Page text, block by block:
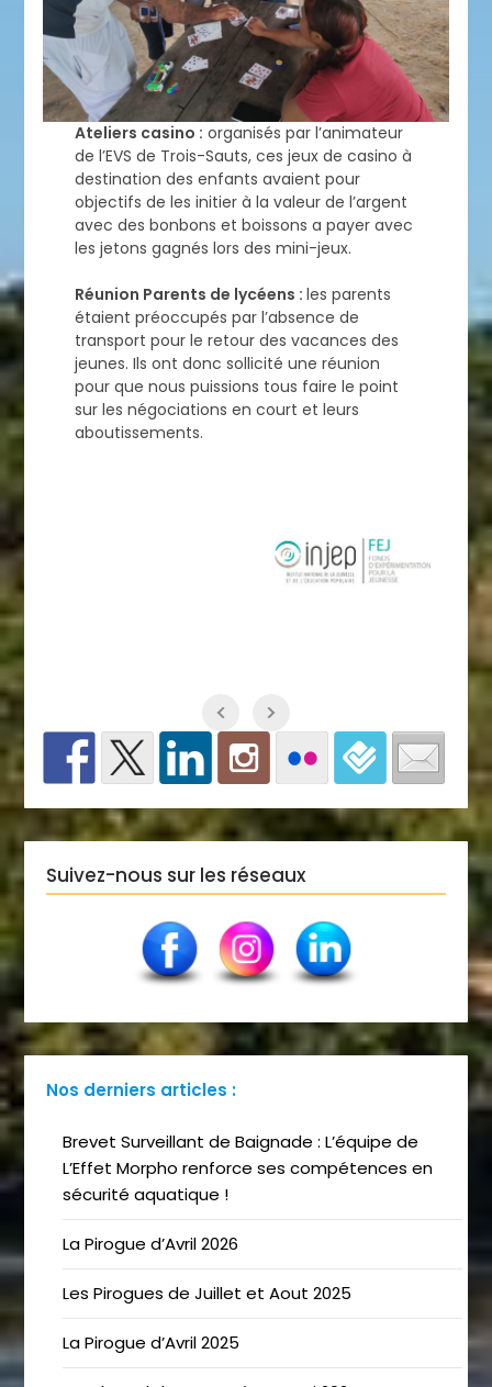
Ateliers casino : organisés par l’animateur
de l’EVS de Trois-Sauts, ces jeux de casino à
destination des enfants avaient pour
objectifs de les initier à la valeur de l’argent
avec des bonbons et boissons a payer avec
les jetons gagnés lors des mini-jeux.
Réunion Parents de lycéens :les parents
étaient préoccupés par l’absence de
transport pour le retour des vacances des
jeunes. Ils ont donc sollicité une réunion
pour que nous puissions tous faire le point
sur les négociations en court et leurs
aboutissements.
Suivez-nous sur les réseaux
Nos derniers articles :
Brevet Surveillant de Baignade : L’équipe de
L’Effet Morpho renforce ses compétences en
sécurité aquatique !
La Pirogue d’Avril 2026
Les Pirogues de Juillet et Aout 2025
La Pirogue d’Avril 2025